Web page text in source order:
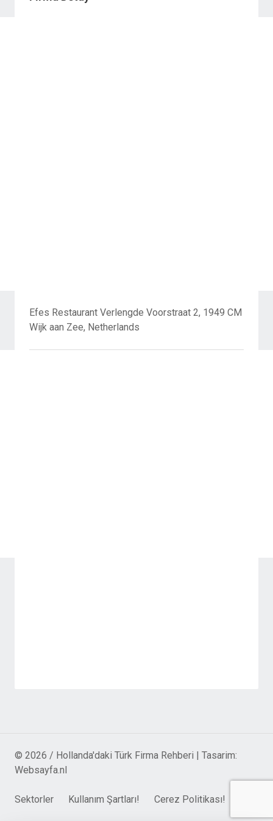
Efes Restaurant Verlengde Voorstraat 2, 1949 CM
Wijk aan Zee, Netherlands
© 2026 / Hollanda'daki Türk Firma Rehberi | Tasarim:
Websayfa.nl
Sektorler Kullanım Şartları! Cerez Politikası!